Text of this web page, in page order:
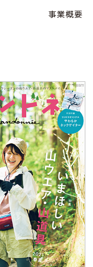
事業概要